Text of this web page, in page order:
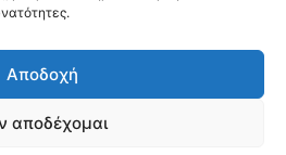
Αποδοχή
αποδέχομαι
Όροι Χρήσης